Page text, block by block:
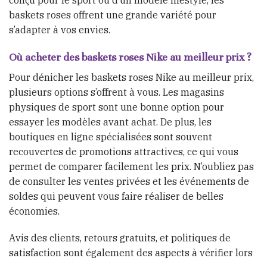
baskets roses offrent une grande variété pour
s’adapter à vos envies.
Où acheter des baskets roses Nike au meilleur prix ?
Pour dénicher les baskets roses Nike au meilleur prix,
plusieurs options s’offrent à vous. Les magasins
physiques de sport sont une bonne option pour
essayer les modèles avant achat. De plus, les
boutiques en ligne spécialisées sont souvent
recouvertes de promotions attractives, ce qui vous
permet de comparer facilement les prix. N’oubliez pas
de consulter les ventes privées et les événements de
soldes qui peuvent vous faire réaliser de belles
économies.
Avis des clients, retours gratuits, et politiques de
satisfaction sont également des aspects à vérifier lors